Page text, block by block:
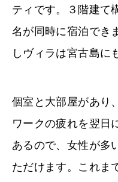
ティです。３階建て
名が同時に宿泊でき
しヴィラは宮古島に
個室と大部屋があり
ワークの疲れを翌日
あるので、女性が多
ただけます。これま